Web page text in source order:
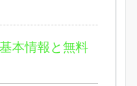
本情報と無料